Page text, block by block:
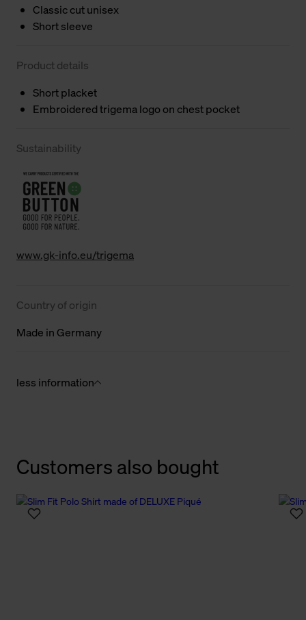
Classic cut unisex
Short sleeve
Product details
Short placket
Embroidered trigema logo on chest pocket
Sustainability
www.gk-info.eu/trigema
Country of origin
Made in Germany
less information
Customers also bought